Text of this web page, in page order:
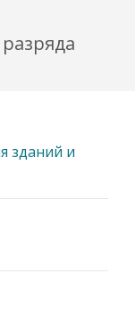
зданий и